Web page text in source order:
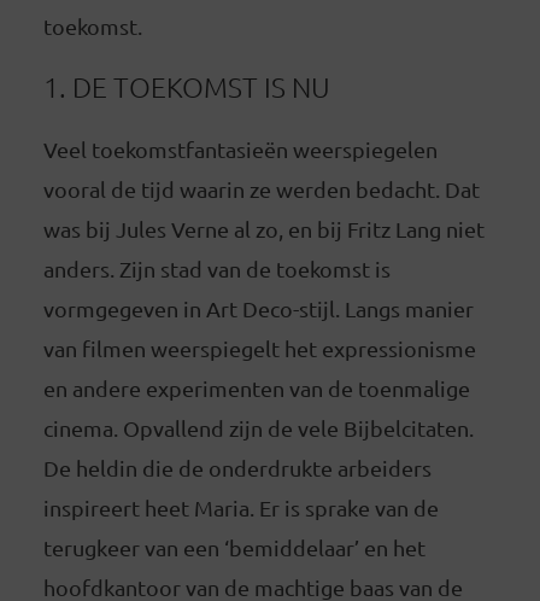
toekomst.
1. DE TOEKOMST IS NU
Veel toekomstfantasieën weerspiegelen
vooral de tijd waarin ze werden bedacht. Dat
was bij Jules Verne al zo, en bij Fritz Lang niet
anders. Zijn stad van de toekomst is
vormgegeven in Art Deco-stijl. Langs manier
van filmen weerspiegelt het expressionisme
en andere experimenten van de toenmalige
cinema. Opvallend zijn de vele Bijbelcitaten.
De heldin die de onderdrukte arbeiders
inspireert heet Maria. Er is sprake van de
terugkeer van een ‘bemiddelaar’ en het
hoofdkantoor van de machtige baas van de